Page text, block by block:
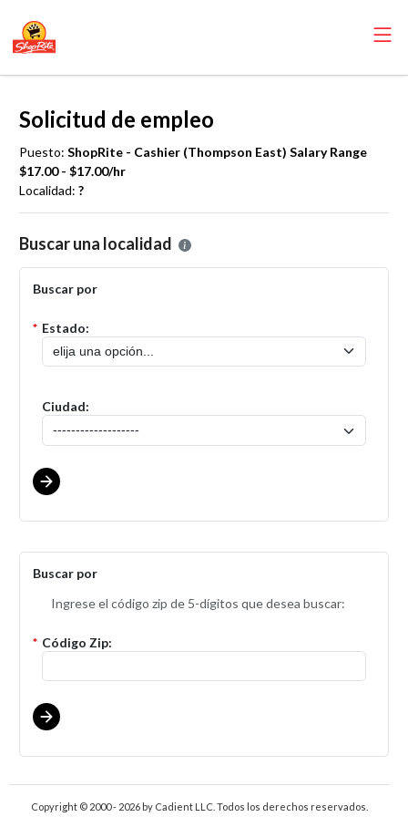
Solicitud de empleo
Puesto: ShopRite - Cashier (Thompson East) Salary Range
$17.00 - $17.00/hr
Localidad: ?
Por favor, seleccione la localidad en la que desea presentar una
Buscar una localidad
Buscar por
* Estado:
Ciudad:
Buscar por
Ingrese el código zip de 5-dígitos que desea buscar:
* Código Zip:
Copyright © 2000 - 2026 by Cadient LLC. Todos los derechos reservados.